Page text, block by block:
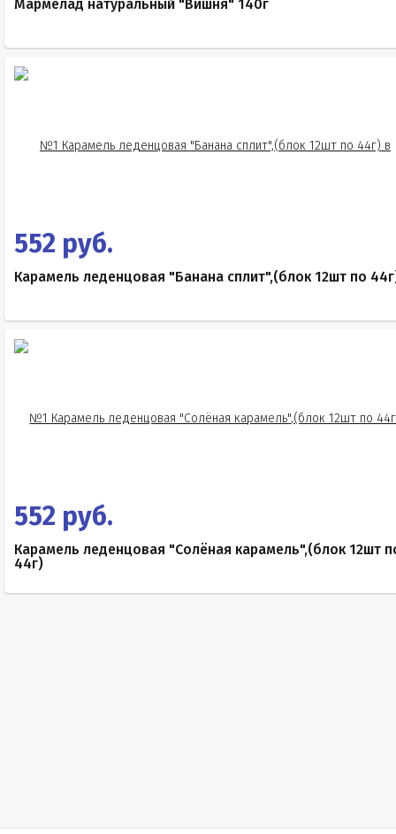
Мармелад натуральный "Вишня" 140г
552 руб.
Карамель леденцовая "Банана сплит",(блок 12шт по
552 руб.
Карамель леденцовая "Солёная карамель",(блок 12шт
44г)